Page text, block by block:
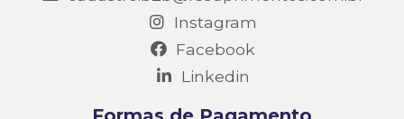
Instagram
Facebook
Linkedin